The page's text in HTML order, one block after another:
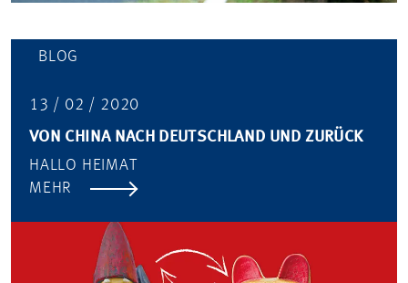
BLOG
13 / 02 / 2020
VON CHINA NACH DEUTSCHLAND UND ZURÜCK
HALLO HEIMAT
MEHR